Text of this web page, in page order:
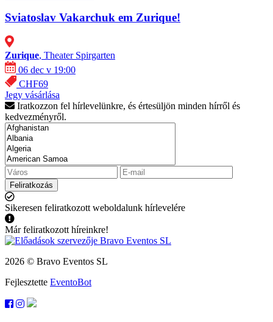
Sviatoslav Vakarchuk em Zurique!
Zurique, Theater Spirgarten
06 dec v 19:00
CHF69
Jegy vásárlása
Iratkozzon fel hírlevelünkre, és értesüljön minden hírről és
kedvezményről.
Feliratkozás
Sikeresen feliratkozott weboldalunk hírlevelére
Már feliratkozott híreinkre!
2026 © Bravo Eventos SL
Fejlesztette EventoBot